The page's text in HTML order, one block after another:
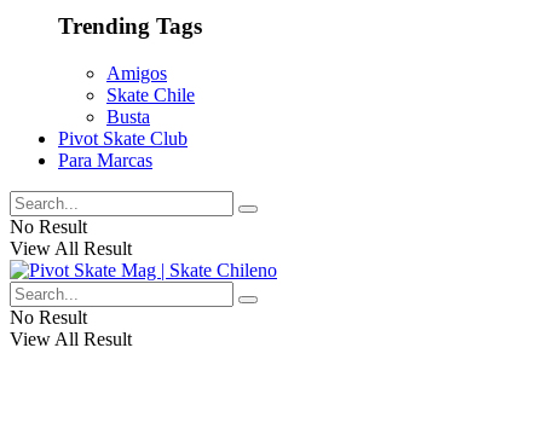
Trending Tags
Amigos
Skate Chile
Busta
Pivot Skate Club
Para Marcas
No Result
View All Result
No Result
View All Result